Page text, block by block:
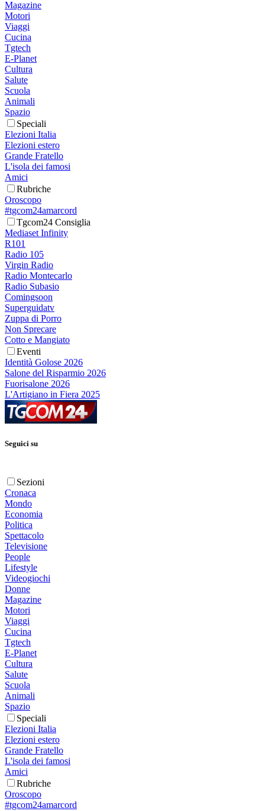
Magazine
Motori
Viaggi
Cucina
Tgtech
E-Planet
Cultura
Salute
Scuola
Animali
Spazio
Speciali
Elezioni Italia
Elezioni estero
Grande Fratello
L'isola dei famosi
Amici
Rubriche
Oroscopo
#tgcom24amarcord
Tgcom24 Consiglia
Mediaset Infinity
R101
Radio 105
Virgin Radio
Radio Montecarlo
Radio Subasio
Comingsoon
Superguidatv
Zuppa di Porro
Non Sprecare
Cotto e Mangiato
Eventi
Identità Golose 2026
Salone del Risparmio 2026
Fuorisalone 2026
L'Artigiano in Fiera 2025
Seguici su
Sezioni
Cronaca
Mondo
Economia
Politica
Spettacolo
Televisione
People
Lifestyle
Videogiochi
Donne
Magazine
Motori
Viaggi
Cucina
Tgtech
E-Planet
Cultura
Salute
Scuola
Animali
Spazio
Speciali
Elezioni Italia
Elezioni estero
Grande Fratello
L'isola dei famosi
Amici
Rubriche
Oroscopo
#tgcom24amarcord